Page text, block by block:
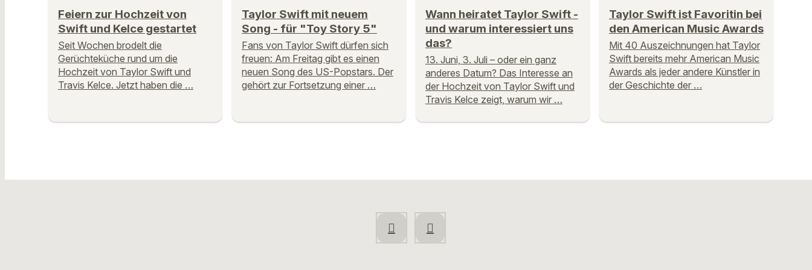
Feiern zur Hochzeit von
Swift und Kelce gestartet
Seit Wochen brodelt die
Gerüchteküche rund um die
Hochzeit von Taylor Swift und
Travis Kelce. Jetzt haben die …
Taylor Swift mit neuem
Song - für "Toy Story 5"
Fans von Taylor Swift dürfen sich
freuen: Am Freitag gibt es einen
neuen Song des US-Popstars. Der
gehört zur Fortsetzung einer …
Wann heiratet Taylor Swift -
und warum interessiert uns
das?
13. Juni, 3. Juli – oder ein ganz
anderes Datum? Das Interesse an
der Hochzeit von Taylor Swift und
Travis Kelce zeigt, warum wir …
Taylor Swift ist Favoritin bei
den American Music Awards
Mit 40 Auszeichnungen hat Taylor
Swift bereits mehr American Music
Awards als jeder andere Künstler in
der Geschichte der …